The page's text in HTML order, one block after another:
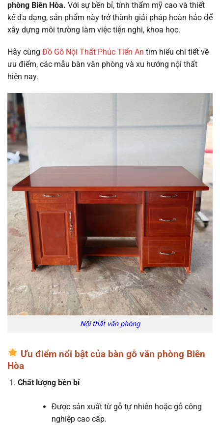
phòng Biên Hòa. Với sự bền bỉ, tính thẩm mỹ cao và thiết
kế đa dạng, sản phẩm này trở thành giải pháp hoàn hảo để
xây dựng môi trường làm việc tiện nghi, khoa học.
Hãy cùng Đồ Gỗ Nội Thất Phúc Tiến An tìm hiểu chi tiết về
ưu điểm, các mẫu bàn văn phòng và xu hướng nội thất
hiện nay.
Nội thất văn phòng
Ưu điểm nổi bật của bàn gỗ văn phòng Biên
Hòa
Chất lượng bền bỉ
Được sản xuất từ gỗ tự nhiên hoặc gỗ công
nghiệp cao cấp.